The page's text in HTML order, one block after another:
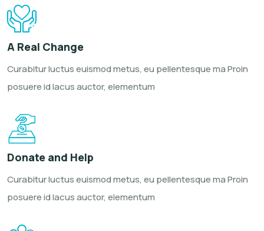
A Real Change
Curabitur luctus euismod metus, eu pellentesque ma Proin
posuere idlacus auctor, elementum
Donate and Help
Curabitur luctus euismod metus, eu pellentesque ma Proin
posuere idlacus auctor, elementum